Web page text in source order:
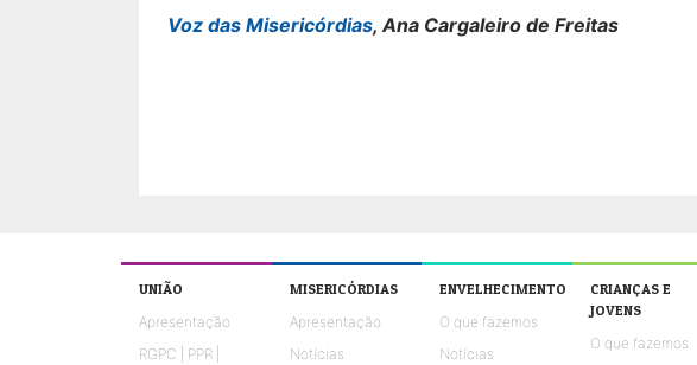
Voz das Misericórdias, Ana Cargaleiro de Freitas
UNIÃO
Apresentação
RGPC | PPR |
MISERICÓRDIAS
Apresentação
Notícias
ENVELHECIMENTO
O que fazemos
Notícias
CRIANÇAS E
JOVENS
O que fazemos